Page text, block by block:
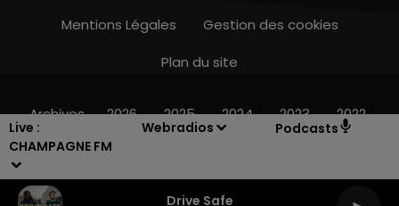
Live :
CHAMPAGNE FM
Webradios Podcasts
Drive Safe
16h00 - 20h00
Mentions Légales
Gestion des cookies
Plan du site
Archives 2026 2025 2024 2023 2022